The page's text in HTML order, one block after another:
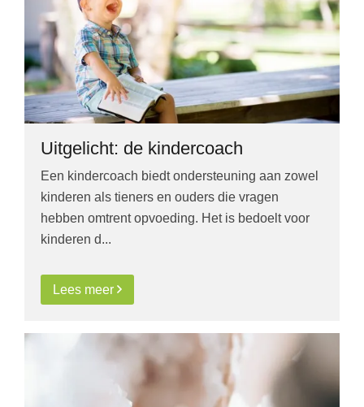
Uitgelicht: de kindercoach
Een kindercoach biedt ondersteuning aan zowel
kinderen als tieners en ouders die vragen
hebben omtrent opvoeding. Het is bedoelt voor
kinderen d...
Lees meer